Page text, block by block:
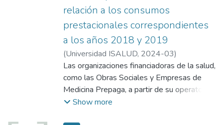
relación a los consumos
prestacionales correspondientes
a los años 2018 y 2019
(Universidad ISALUD, 2024-03)
Tessandori Zapiola, Pía Carla Andrea
Las organizaciones financiadoras de la salud,
como las Obras Sociales y Empresas de
Medicina Prepaga, a partir de su operatoria
cotidiana, obtienen datos detallados del
Show more